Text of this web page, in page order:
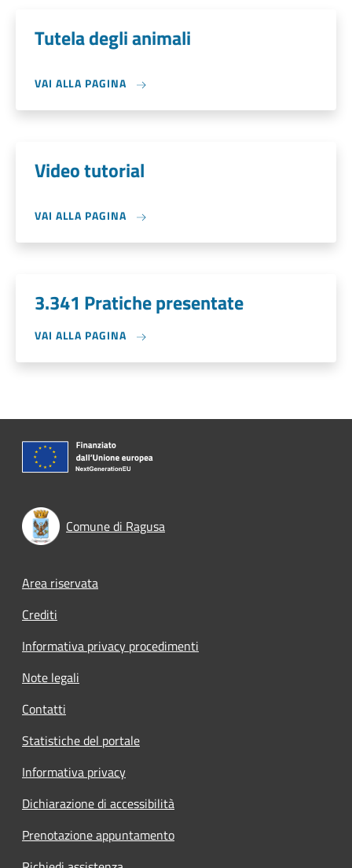
Tutela degli animali
VAI ALLA PAGINA
Video tutorial
VAI ALLA PAGINA
3.341 Pratiche presentate
VAI ALLA PAGINA
Comune di Ragusa
Footer menu
Area riservata
Crediti
Informativa privacy procedimenti
Note legali
Contatti
Statistiche del portale
Informativa privacy
Dichiarazione di accessibilità
Prenotazione appuntamento